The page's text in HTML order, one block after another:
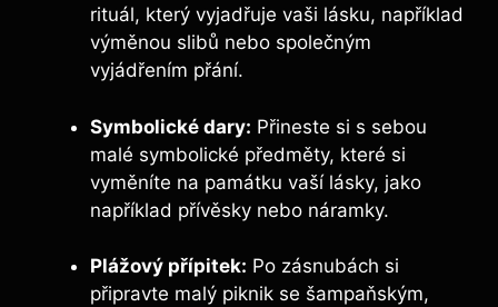
rituál, který vyjadřuje vaši lásku, například
výměnou slibů nebo společným
vyjádřením přání.
Symbolické dary: Přineste si s sebou
malé symbolické předměty, které si
vyměníte na památku vaší lásky, jako
například přívěsky nebo náramky.
Plážový přípitek: Po zásnubách si
připravte malý piknik se šampaňským,